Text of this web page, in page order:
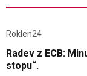
Roklen24
Radev z ECB:
stopu“.